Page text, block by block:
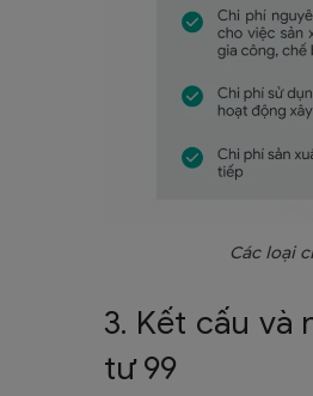
Các loại
3. Kết cấu và
tư 99